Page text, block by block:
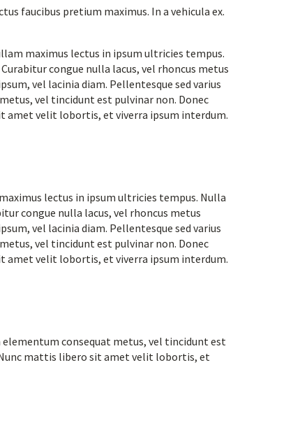
faucibus pretium maximus. In a vehicula ex.
maximus lectus in ipsum ultricies tempus.
congue nulla lacus, vel rhoncus metus
vel lacinia diam. Pellentesque sed varius
vel tincidunt est pulvinar non. Donec
amet velit lobortis, et viverra ipsum interdum.
lectus in ipsum ultricies tempus. Nulla
congue nulla lacus, vel rhoncus metus
vel lacinia diam. Pellentesque sed varius
vel tincidunt est pulvinar non. Donec
amet velit lobortis, et viverra ipsum interdum.
consequat metus, vel tincidunt est
mattis libero sit amet velit lobortis, et